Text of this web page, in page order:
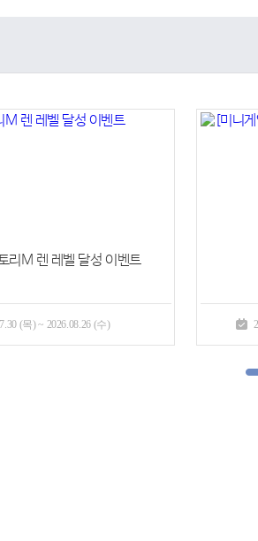
모멘텀 패스
(목) ~ 2026.09.16 (수)